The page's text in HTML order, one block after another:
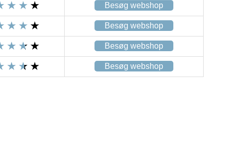
Besøg webshop
Besøg webshop
Besøg webshop
Besøg webshop